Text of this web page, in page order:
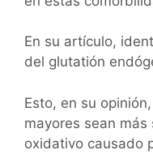
En su artículo,
del glutatión
Esto, en su
mayores sean
oxidativo causado